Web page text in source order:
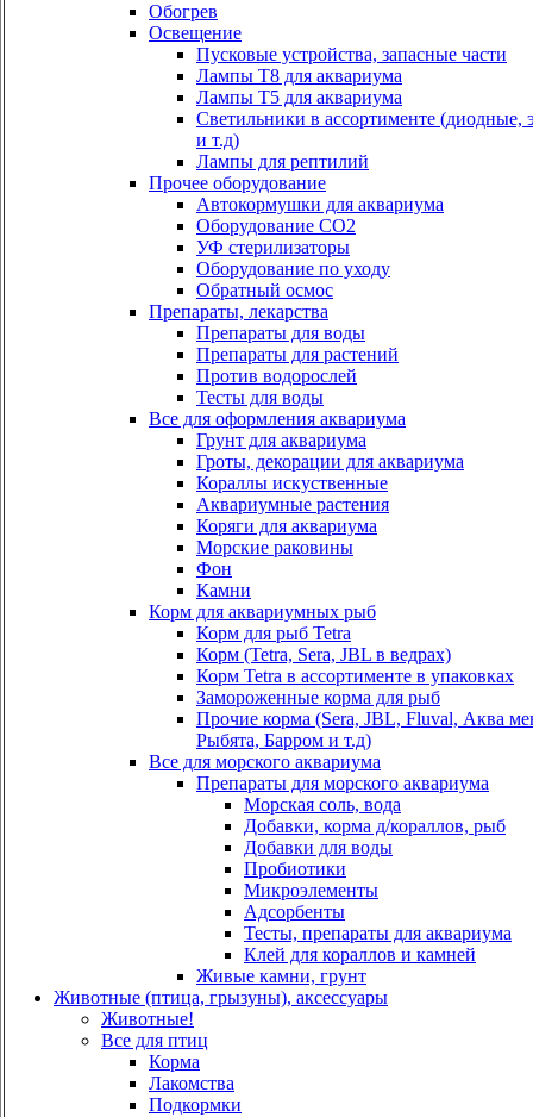
Обогрев
Освещение
Пусковые устройства, запасные части
Лампы Т8 для аквариума
Лампы Т5 для аквариума
Светильники в ассортименте (диодные,
и т.д)
Лампы для рептилий
Прочее оборудование
Автокормушки для аквариума
Оборудование СО2
УФ стерилизаторы
Оборудование по уходу
Обратный осмос
Препараты, лекарства
Препараты для воды
Препараты для растений
Против водорослей
Тесты для воды
Все для оформления аквариума
Грунт для аквариума
Гроты, декорации для аквариума
Кораллы искуственные
Аквариумные растения
Коряги для аквариума
Морские раковины
Фон
Камни
Корм для аквариумных рыб
Корм для рыб Tetra
Корм (Tetra, Sera, JBL в ведрах)
Корм Tetra в ассортименте в упаковках
Замороженные корма для рыб
Прочие корма (Sera, JBL, Fluval, Аква
Рыбята, Барром и т.д)
Все для морского аквариума
Препараты для морского аквариума
Морская соль, вода
Добавки, корма д/кораллов, рыб
Добавки для воды
Пробиотики
Микроэлементы
Адсорбенты
Тесты, препараты для аквариума
Клей для кораллов и камней
Живые камни, грунт
Животные (птица, грызуны), аксессуары
Животные!
Все для птиц
Корма
Лакомства
Подкормки